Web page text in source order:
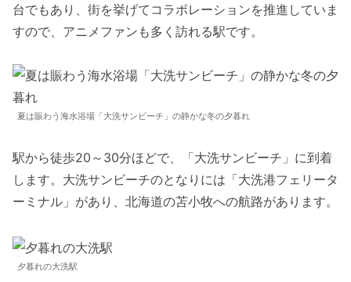
台でもあり、街を挙げてコラボレーションを推進していま
すので、アニメファンも多く訪れる駅です。
夏は賑わう海水浴場「大洗サンビーチ」の静かな冬の夕暮れ
駅から徒歩20～30分ほどで、「大洗サンビーチ」に到着
します。大洗サンビーチのとなりには「大洗港フェリータ
ーミナル」があり、北海道の苫小牧への航路があります。
夕暮れの大洗駅